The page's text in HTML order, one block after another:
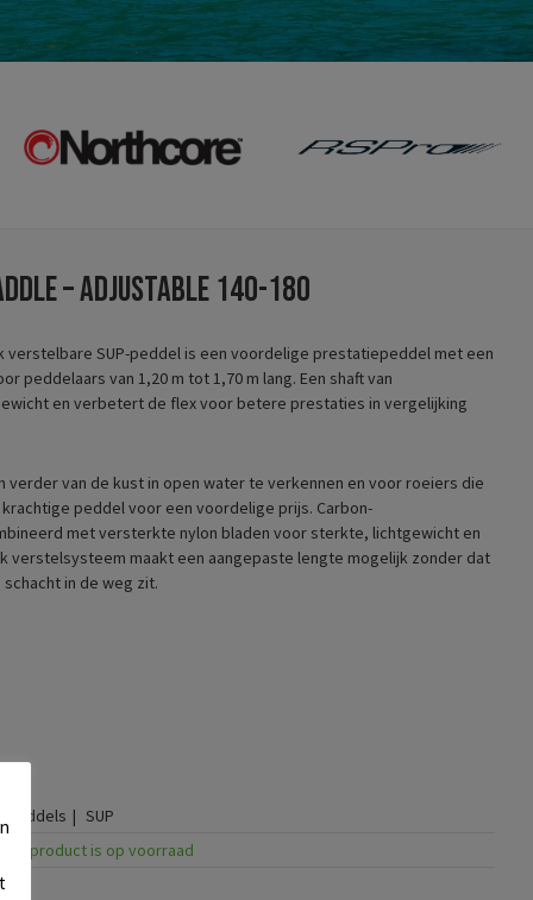
– adjustable 140-180
verstelbare SUP-peddel is een voordelige prestatiepeddel met een
peddelaars van 1,20 m tot 1,70 m lang. Een shaft van
en verbetert de flex voor betere prestaties in vergelijking
verder van de kust in open water te verkennen en voor roeiers die
peddel voor een voordelige prijs. Carbon-
met versterkte nylon bladen voor sterkte, lichtgewicht en
verstelsysteem maakt een aangepaste lengte mogelijk zonder dat
in de weg zit.
Peddels
SUP
Dit product is op voorraad